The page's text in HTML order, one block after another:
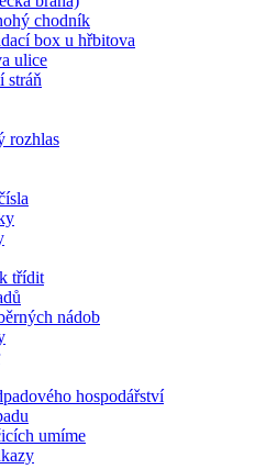
chodník
box u hřbitova
ulice
stráň
rozhlas
třídit
nádob
hospodářství
umíme